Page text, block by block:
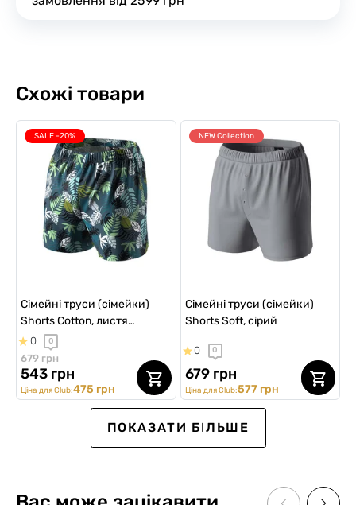
Схожі товари
SALE -20%
Сімейні труси (сімейки)
Shorts Cotton, листя
папороті (left vertical fly)
0 0
679 грн
543 грн
Ціна для Club:475 грн
NEW Collection
Сімейні труси (сімейки)
Shorts Soft, сірий
0 0
679 грн
Ціна для Club:577 грн
NEW Collection
Ексклюзив для Клубу
NEW Collection
ПОКАЗАТИ БІЛЬШЕ